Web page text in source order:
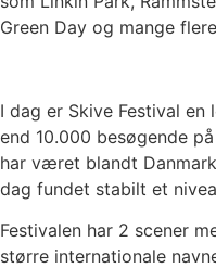
Green Day og mange
I dag er Skive Festival
end 10.000 besøgende
har været blandt
dag fundet stabilt et
Festivalen har 2 scener
større internationale